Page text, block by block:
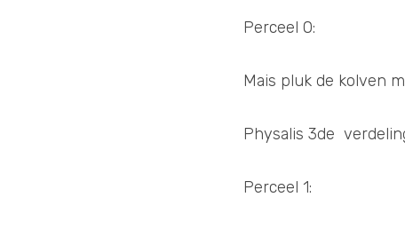
Perceel 0:
Mais pluk de kolven
Physalis 3de
Perceel 1: